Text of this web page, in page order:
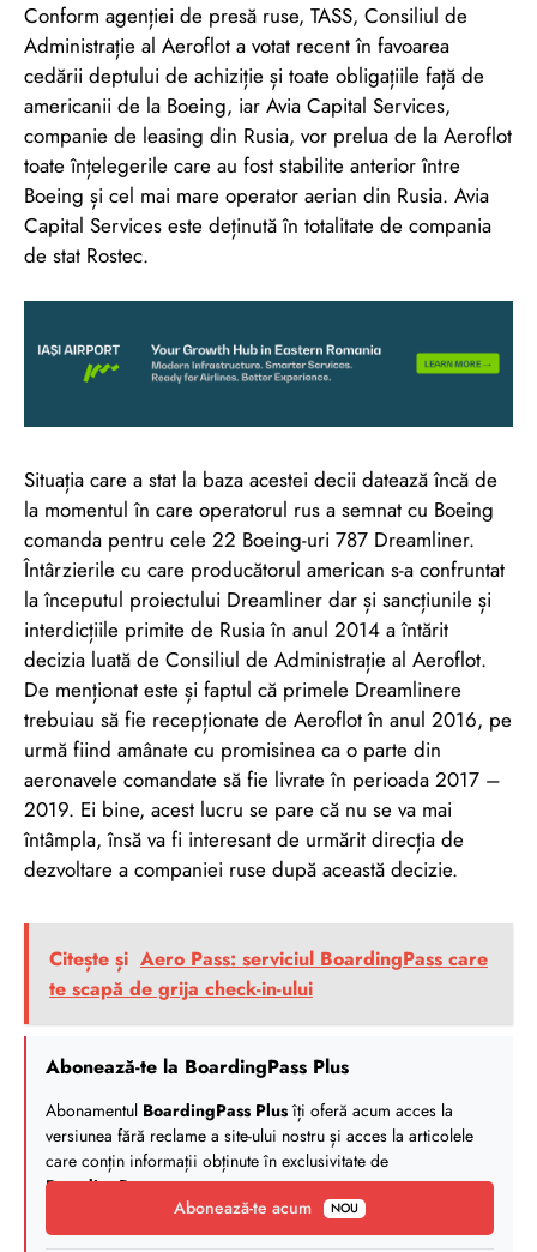
Conform agenției de presă ruse, TASS, Consiliul de
Administrație al Aeroflot a votat recent în favoarea
cedării deptului de achiziție și toate obligațiile față de
americanii de la Boeing, iar Avia Capital Services,
companie de leasing din Rusia, vor prelua de la Aeroflot
toate înțelegerile care au fost stabilite anterior între
Boeing și cel mai mare operator aerian din Rusia. Avia
Capital Services este deținută în totalitate de compania
de stat Rostec.
Situația care a stat la baza acestei decii datează încă de
la momentul în care operatorul rus a semnat cu Boeing
comanda pentru cele 22 Boeing-uri 787 Dreamliner.
Întârzierile cu care producătorul american s-a confruntat
la începutul proiectului Dreamliner dar și sancțiunile și
interdicțiile primite de Rusia în anul 2014 a întărit
decizia luată de Consiliul de Administrație al Aeroflot.
De menționat este și faptul că primele Dreamlinere
trebuiau să fie recepționate de Aeroflot în anul 2016, pe
urmă fiind amânate cu promisinea ca o parte din
aeronavele comandate să fie livrate în perioada 2017 –
2019. Ei bine, acest lucru se pare că nu se va mai
întâmpla, însă va fi interesant de urmărit direcția de
dezvoltare a companiei ruse după această decizie.
Citește și Aero Pass: serviciul BoardingPass care
te scapă de grija check-in-ului
Abonează-te la BoardingPass Plus
Abonamentul BoardingPass Plusîți oferă acum acces la
versiunea fără reclame a site-ului nostru și acces la articolele
care conțin informații obținute în exclusivitate de
BoardingPass.
Abonează-te acum
NOU